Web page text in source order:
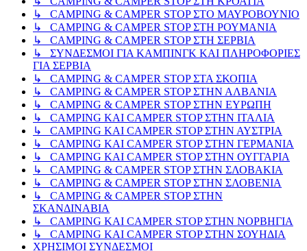
↳ CAMPING & CAMPER STOP ΣΤΟ ΜΑΥΡΟΒΟΥΝΙΟ
↳ CAMPING & CAMPER STOP ΣΤΗ ΡΟΥΜΑΝΙΑ
↳ CAMPING & CAMPER STOP ΣΤΗ ΣΕΡΒΙΑ
↳ ΣΥΝΔΕΣΜΟΙ ΓΙΑ ΚΑΜΠΙΝΓΚ ΚΑΙ ΠΛΗΡΟΦΟΡΙΕΣ
ΓΙΑ ΣΕΡΒΙΑ
↳ CAMPING & CAMPER STOP ΣΤΑ ΣΚΟΠΙΑ
↳ CAMPING & CAMPER STOP ΣΤΗΝ ΑΛΒΑΝΙΑ
↳ CAMPING & CAMPER STOP ΣΤΗΝ ΕΥΡΩΠΗ
↳ CAMPING KAI CAMPER STOP ΣΤΗΝ ΙΤΑΛΙΑ
↳ CAMPING KAI CAMPER STOP ΣΤΗΝ ΑΥΣΤΡΙΑ
↳ CAMPING KAI CAMPER STOP ΣΤΗΝ ΓΕΡΜΑΝΙΑ
↳ CAMPING KAI CAMPER STOP ΣΤΗΝ ΟΥΓΓΑΡΙΑ
↳ CAMPING & CAMPER STOP ΣΤΗΝ ΣΛΟΒΑΚΙΑ
↳ CAMPING & CAMPER STOP ΣΤΗΝ ΣΛΟΒΕΝΙΑ
↳ CAMPING & CAMPER STOP ΣΤΗΝ
ΣΚΑΝΔΙΝΑΒΙΑ
↳ CAMPING KAI CAMPER STOP ΣΤΗΝ ΝΟΡΒΗΓΙΑ
↳ CAMPING KAI CAMPER STOP ΣΤΗΝ ΣΟΥΗΔΙΑ
ΧΡΗΣΙΜΟΙ ΣΥΝΔΕΣΜΟΙ